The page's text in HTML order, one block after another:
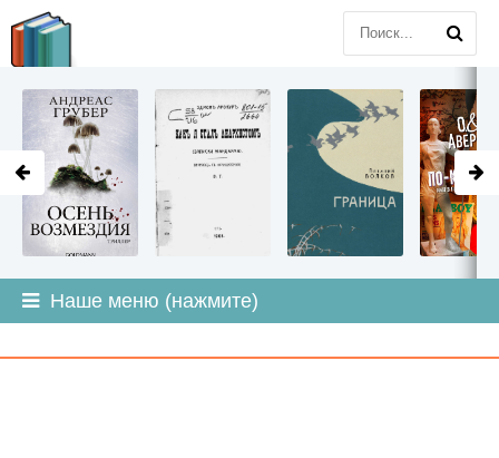
Наше меню (нажмите)
LITMIR.ORG